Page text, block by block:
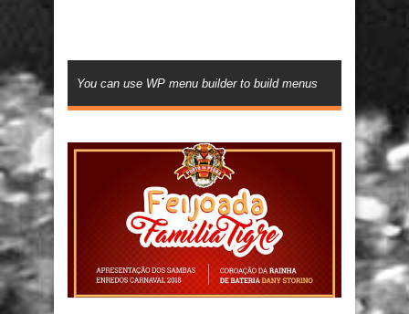
You can use WP menu builder to build menus